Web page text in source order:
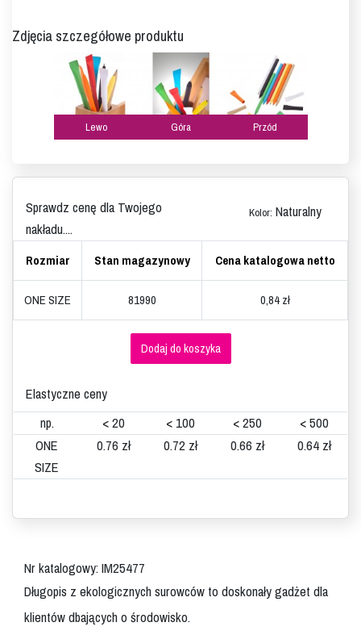
Sprawdz cenę dla Twojego
nakładu....
Kolor: Naturalny
Rozmiar Stan magazynowy
Cena katalogowa netto
ONE SIZE
81990 0,84 zł
Dodaj do koszyka
Elastyczne ceny
np.
< 20 < 100 < 250
< 500
ONE
SIZE
0.76 zł 0.72 zł 0.66 zł 0.64 zł
Nr katalogowy: IM25477
Długopis z ekologicznych surowców to doskonały gadżet dla
klientów dbających o środowisko.
Zdjęcia szczegółowe produktu
Lewo Góra Przód